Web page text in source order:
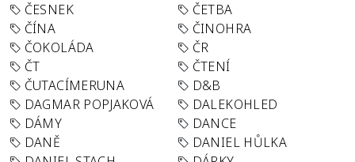
ČESNEK
ČETBA
ČÍNA
ČINOHRA
ČOKOLÁDA
ČR
ČT
ČTENÍ
ČUTACÍMERUNA
D&B
DAGMAR POPJAKOVÁ
DALEKOHLED
DÁMY
DANCE
DANĚ
DANIEL HŮLKA